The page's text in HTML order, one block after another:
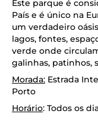
Este parque é
País e é único na
um verdadeiro
lagos, fontes,
verde onde
galinhas, patinhos,
Morada: Estrada
Porto
Horário: Todos os